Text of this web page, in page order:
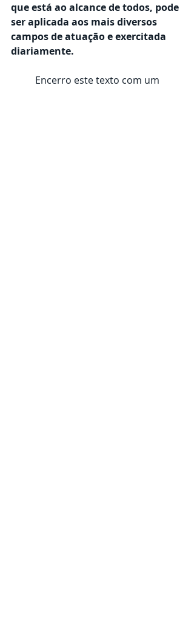
que está ao alcance de todos, pode
ser aplicada aos mais diversos
campos de atuação e exercitada
diariamente.